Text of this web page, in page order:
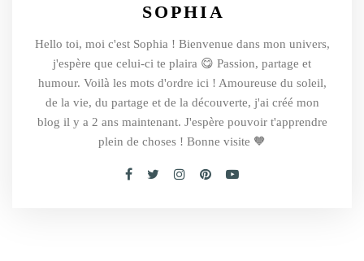
SOPHIA
Hello toi, moi c'est Sophia ! Bienvenue dans mon univers,
j'espère que celui-ci te plaira 😋 Passion, partage et
humour. Voilà les mots d'ordre ici ! Amoureuse du soleil,
de la vie, du partage et de la découverte, j'ai créé mon
blog il y a 2 ans maintenant. J'espère pouvoir t'apprendre
plein de choses ! Bonne visite 🧡